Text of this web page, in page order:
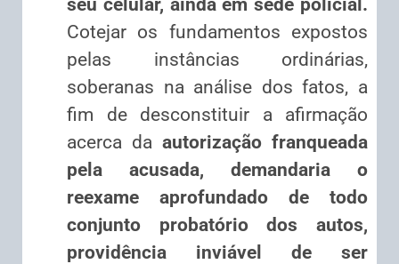
Cotejar os fundamentos expostos
pelas instâncias ordinárias,
soberanas na análise dos fatos, a
fim de desconstituir a afirmação
acerca da autorização franqueada
pela acusada, demandaria o
reexame aprofundado de todo
conjunto probatório dos autos,
providência inviável de ser